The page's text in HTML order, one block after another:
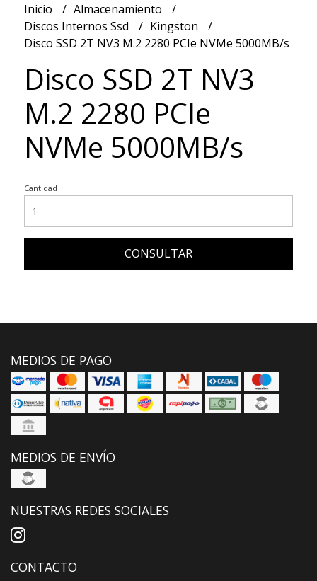
Inicio
Almacenamiento
Discos Internos Ssd
Kingston
Disco SSD 2T NV3 M.2 2280 PCIe NVMe 5000MB/s
Disco SSD 2T NV3
M.2 2280 PCIe
NVMe 5000MB/s
Cantidad
CONSULTAR
MEDIOS DE PAGO
MEDIOS DE ENVÍO
NUESTRAS REDES SOCIALES
CONTACTO